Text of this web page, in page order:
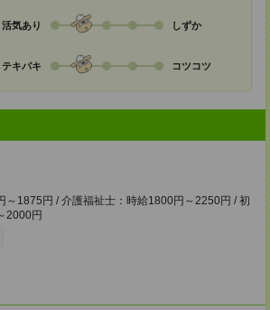
活気あり しずか
テキパキ コツコツ
～1875円 / 介護福祉士：時給1800円～2250円 / 初
2000円